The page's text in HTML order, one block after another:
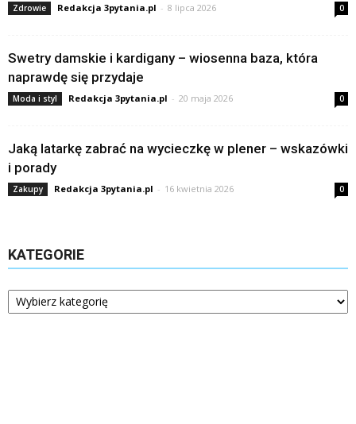
Zdrowie Redakcja 3pytania.pl - 8 lipca 2026 0
Swetry damskie i kardigany – wiosenna baza, która
naprawdę się przydaje
Moda i styl Redakcja 3pytania.pl - 20 maja 2026 0
Jaką latarkę zabrać na wycieczkę w plener – wskazówki
i porady
Zakupy Redakcja 3pytania.pl - 16 kwietnia 2026 0
KATEGORIE
Kategorie